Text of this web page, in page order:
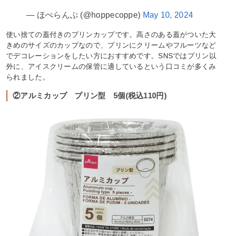
— ほぺらんぷ (@hoppecoppe) May 10, 2024
使い捨ての蓋付きのプリンカップです。高さのある蓋がついた大
きめのサイズのカップなので、プリンにクリームやフルーツなど
でデコレーションをしたい方におすすめです。SNSではプリン以
外に、アイスクリームの保管に適しているという口コミが多くみ
られました。
②アルミカップ プリン型 5個(税込110円)